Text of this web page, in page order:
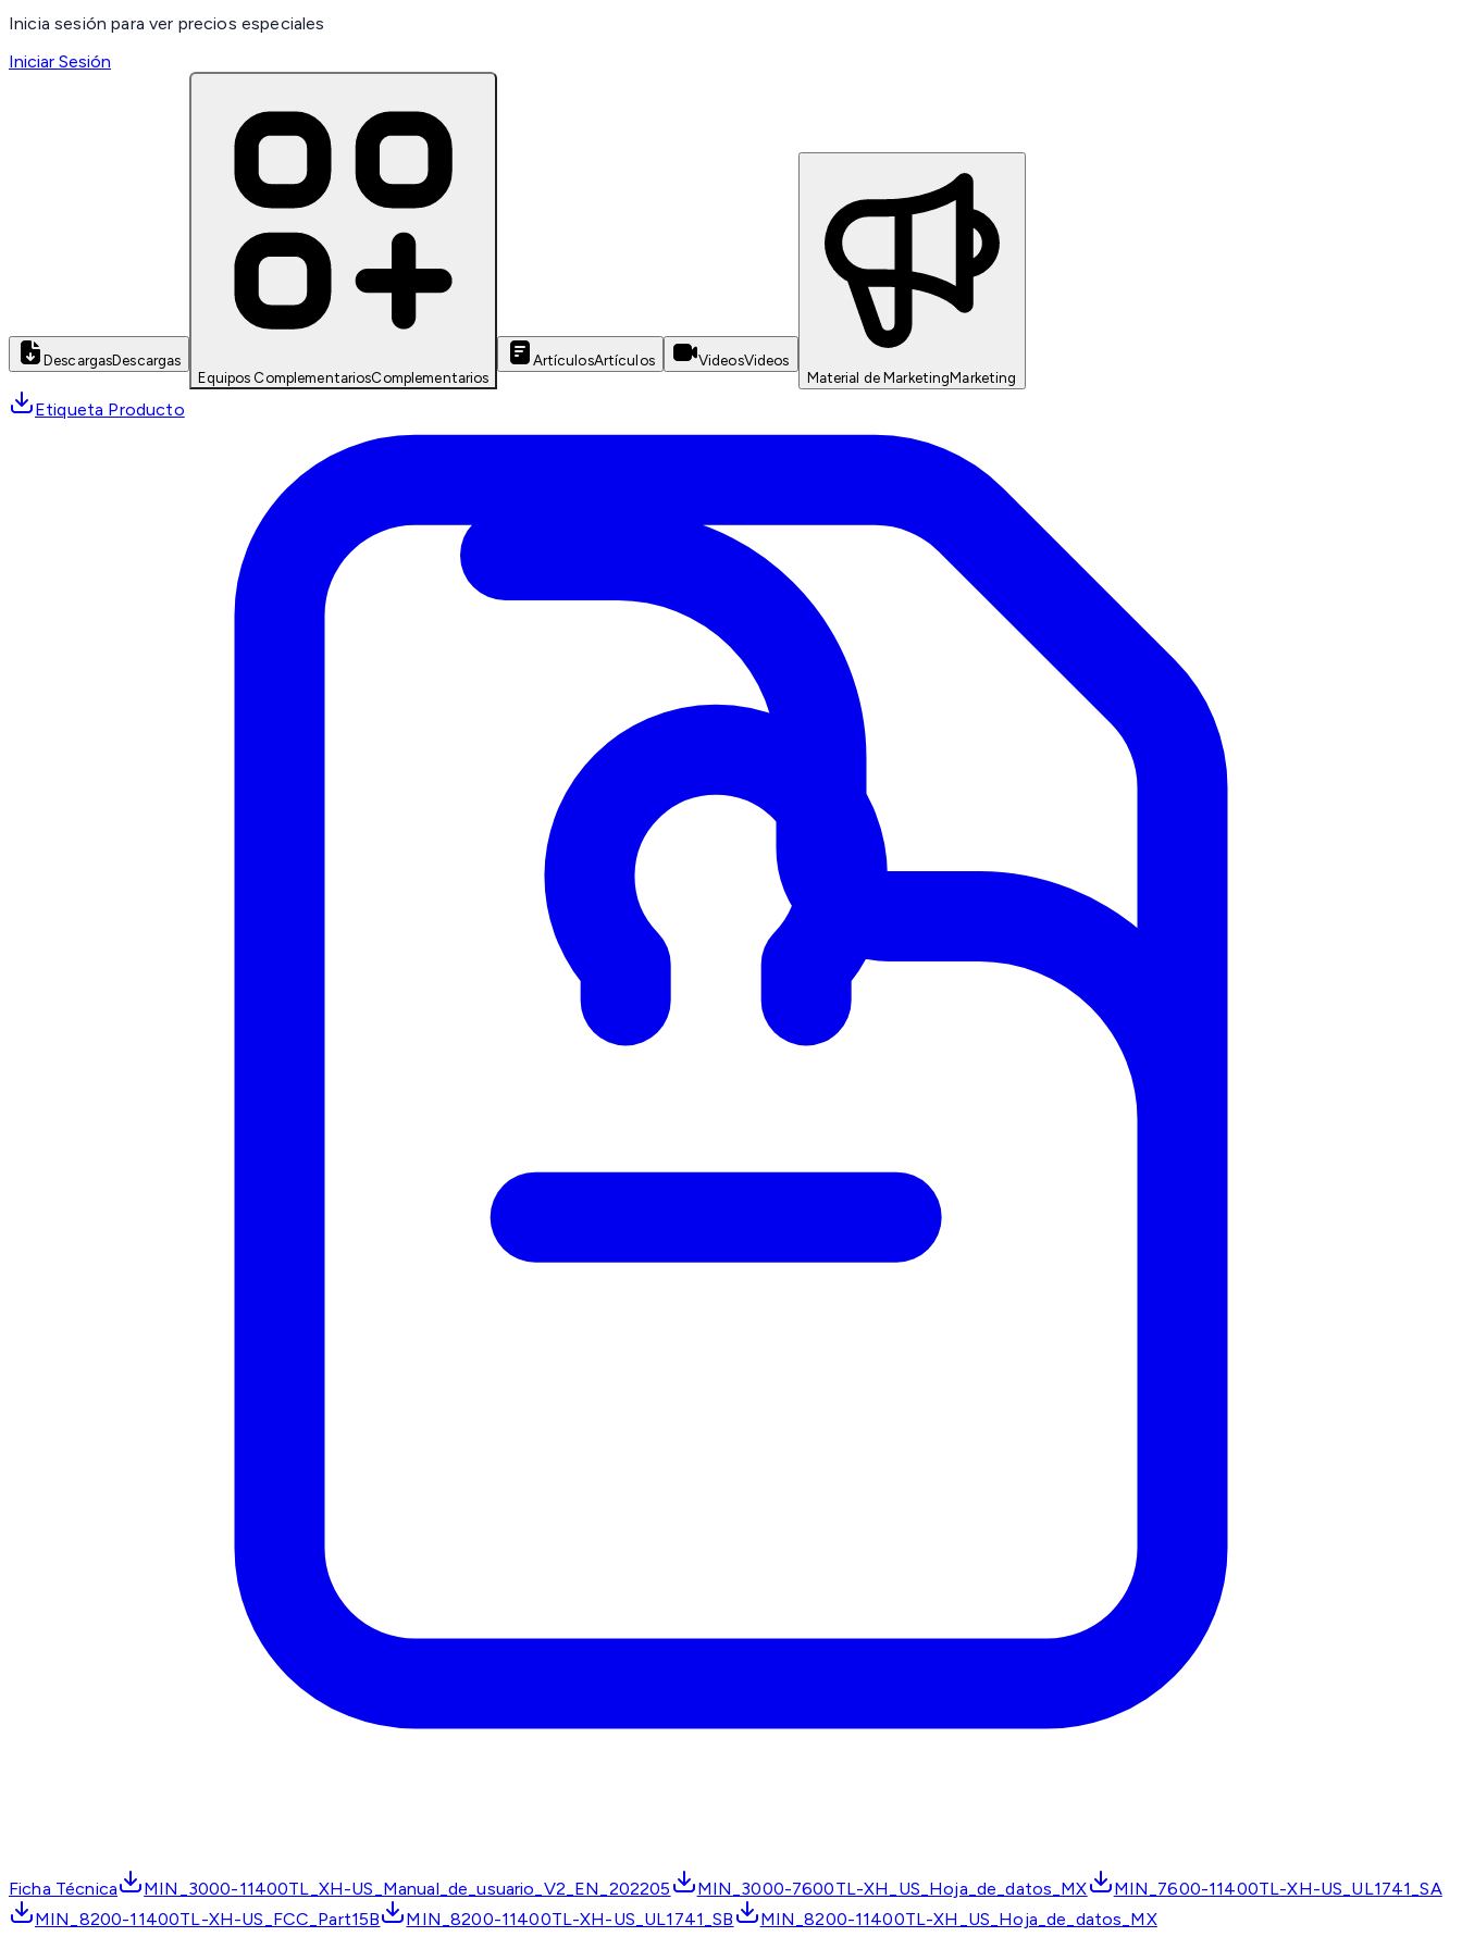
Inicia sesión para ver precios especiales
Iniciar Sesión
DescargasDescargas
Equipos ComplementariosComplementarios
ArtículosArtículos VideosVideos
Material de MarketingMarketing
Etiqueta Producto
Ficha Técnica MIN_3000-11400TL_XH-US_Manual_de_usuario_V2_EN_202205 MIN_3000-7600TL-XH_US_Hoja_de_datos_MX
MIN_7600-11400TL-XH-US_UL1741_SA
MIN_8200-11400TL-XH-US_FCC_Part15B
MIN_8200-11400TL-XH-US_UL1741_SB MIN_8200-11400TL-XH_US_Hoja_de_datos_MX